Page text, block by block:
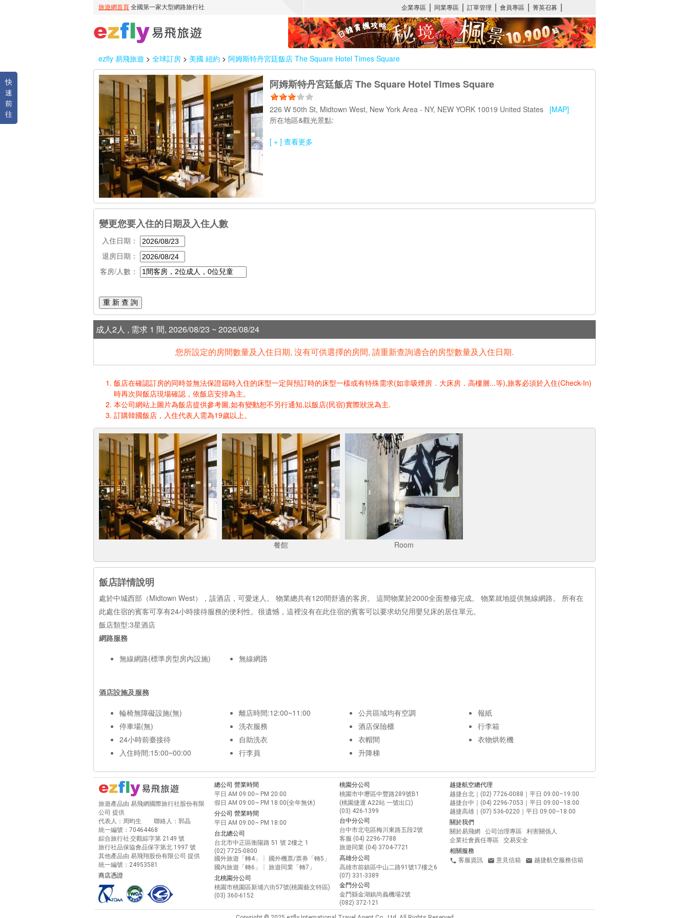
ezfly 易飛旅遊 > 全球訂房 > 美國 紐約 > 阿姆斯特丹宮廷飯店 The Square Hotel Times Square
快
速
前
往
阿姆斯特丹宮廷飯店 The Square Hotel Times Square
226 W 50th St, Midtown West, New York Area - NY, NEW YORK 10019 United States [MAP]
所在地區&觀光景點:
[ + ] 查看更多
變更您要入住的日期及入住人數
入住日期：
退房日期：
客房/人數：
重 新 查 詢
成人2人 , 需求 1 間, 2026/08/23 ~ 2026/08/24
您所設定的房間數量及入住日期, 沒有可供選擇的房間, 請重新查詢適合的房型數量及入住日期.
飯店在確認訂房的同時並無法保證屆時入住的床型一定與預訂時的床型一樣或有特殊需求(如非吸煙房．大床房．高樓層...等),旅客必須於入住(Check-In)
時再次與飯店現場確認，依飯店安排為主。
本公司網站上圖片為飯店提供參考圖,如有變動恕不另行通知,以飯店(民宿)實際狀況為主.
訂購韓國飯店，入住代表人需為19歲以上。
餐館 Room
飯店詳情說明
處於中城西部（Midtown West），該酒店，可愛迷人。 物業總共有120間舒適的客房。 這間物業於2000全面整修完成。 物業就地提供無線網路。 所有在
此處住宿的賓客可享有24小時接待服務的便利性。很遺憾，這裡沒有在此住宿的賓客可以要求幼兒用嬰兒床的居住單元。
飯店類型:3星酒店
網路服務
無線網路(標準房型房內設施)
無線網路
酒店設施及服務
輪椅無障礙設施(無)
停車場(無)
24小時前臺接待
入住時間:15:00~00:00
離店時間:12:00~11:00
洗衣服務
自助洗衣
行李員
公共區域均有空調
酒店保險櫃
衣帽間
升降梯
報紙
行李箱
衣物烘乾機